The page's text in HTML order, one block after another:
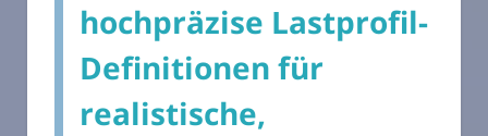
hochpräzise Lastprofil-
Definitionen für
realistische,